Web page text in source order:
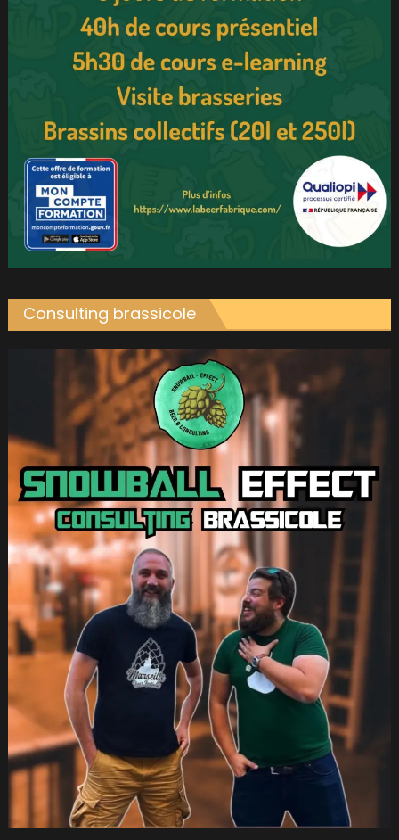
Consulting brassicole